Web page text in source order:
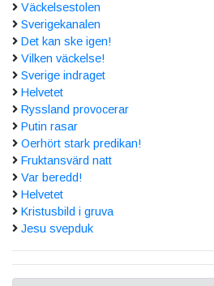
Väckelsestolen
Sverigekanalen
Det kan ske igen!
Vilken väckelse!
Sverige indraget
Helvetet
Ryssland provocerar
Putin rasar
Oerhört stark predikan!
Fruktansvärd natt
Var beredd!
Helvetet
Kristusbild i gruva
Jesu svepduk